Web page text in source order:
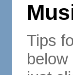
Tips
below